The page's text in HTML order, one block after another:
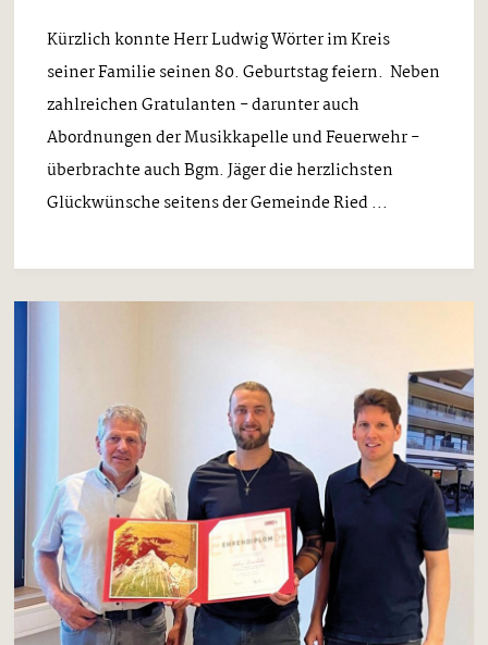
Kürzlich konnte Herr Ludwig Wörter im Kreis
seiner Familie seinen 80. Geburtstag feiern. Neben
zahlreichen Gratulanten - darunter auch
Abordnungen der Musikkapelle und Feuerwehr -
überbrachte auch Bgm. Jäger die herzlichsten
Glückwünsche seitens der Gemeinde Ried ...